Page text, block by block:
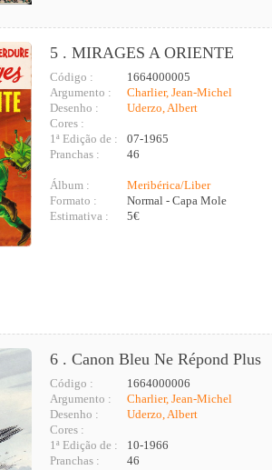
5 . MIRAGES A ORIENTE
Código :
1664000005
Argumento :
Charlier, Jean-Michel
Desenho :
Uderzo, Albert
Cores :
1ª Edição de :
07-1965
Pranchas :
46
Álbum :
Meribérica/Liber
Formato :
Normal - Capa Mole
Estimativa :
5€
6 . Canon Bleu Ne Répond Plus
Código :
1664000006
Argumento :
Charlier, Jean-Michel
Desenho :
Uderzo, Albert
Cores :
1ª Edição de :
10-1966
Pranchas :
46